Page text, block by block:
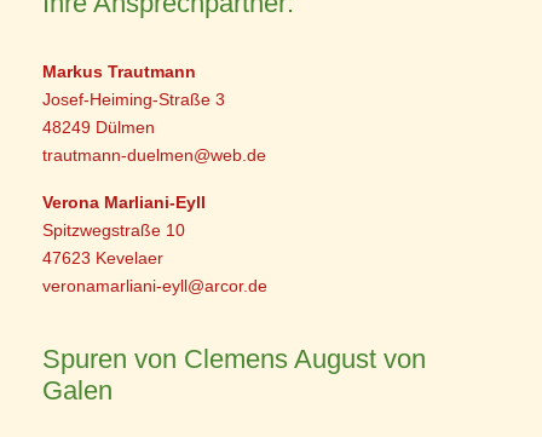
Markus Trautmann
Josef-Heiming-Straße 3
48249 Dülmen
trautmann-duelmen@web.de
Verona Marliani-Eyll
Spitzwegstraße 10
47623 Kevelaer
veronamarliani-eyll@arcor.de
Spuren von Clemens August von
Galen